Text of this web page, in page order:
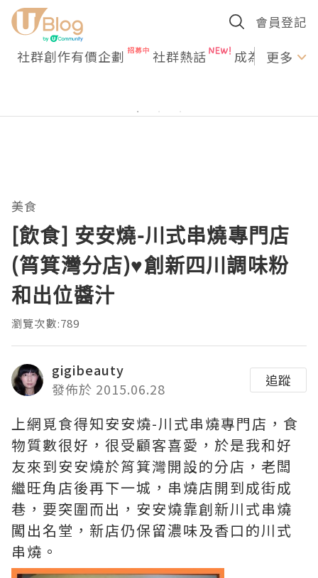
會員登記
社群創作有價企劃 社群熱話 成為U更多
美食
[飲食] 安安燒-川式串燒專門店
(筲箕灣分店)♥創新四川調味粉
和出位醬汁
瀏覽次數:789
gigibeauty
發佈於 2015.06.28
追蹤
上網覓食得知安安燒-川式串燒專門店，食
物質數很好，很受顧客喜愛，於是我和好
友來到安安燒於筲箕灣開設的分店，老闆
繼旺角店後再下一城，串燒店開到成街成
巷，要突圍而出，安安燒靠創新川式串燒
闖出名堂，新店仍保留濃味及香口的川式
串燒。